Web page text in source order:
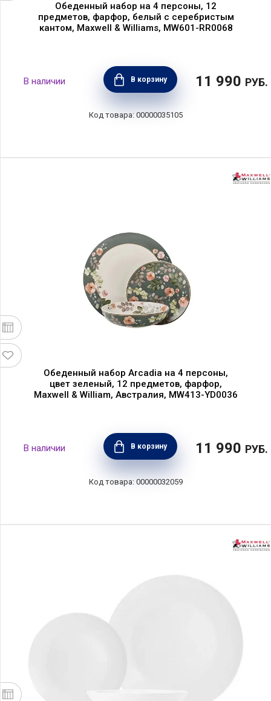
Обеденный набор на 4 персоны, 12
предметов, фарфор, белый с серебристым
кантом, Maxwell & Williams, MW601-RR0068
В корзину 11 990 РУБ.
00000035105
Обеденный набор Arcadia на 4 персоны,
цвет зеленый, 12 предметов, фарфор,
Maxwell & William, Австралия, MW413-YD0036
В корзину 11 990 РУБ.
00000032059